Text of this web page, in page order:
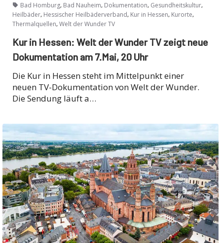
Bad Homburg, Bad Nauheim, Dokumentation, Gesundheitskultur,
Heilbäder, Hessischer Heilbäderverband, Kur in Hessen, Kurorte,
Thermalquellen, Welt der Wunder TV
Kur in Hessen: Welt der Wunder TV zeigt neue
Dokumentation am 7.Mai, 20 Uhr
Die Kur in Hessen steht im Mittelpunkt einer
neuen TV-Dokumentation von Welt der Wunder.
Die Sendung läuft a…